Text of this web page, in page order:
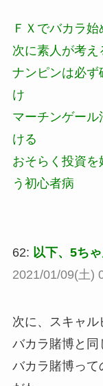
ＦＸでバカラ始
次に素人が考え
ナンピンは必ず
け
マーチンゲー
ける
おそらく投資を
う初心者病
62: 以下、5ち
2021/01/09(土)
次に、スキャ
バカラ賭博と同
バカラ賭博って